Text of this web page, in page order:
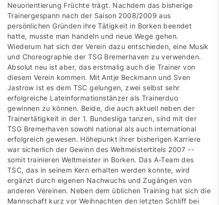
Neuorientierung Früchte trägt. Nachdem das bisherige
Trainergespann nach der Saison 2008/2009 aus
persönlichen Gründen ihre Tätigkeit in Borken beendet
hatte, musste man handeln und neue Wege gehen.
Wiederum hat sich der Verein dazu entschieden, eine Musik
und Choreographie der TSG Bremerhaven zu verwenden.
Absolut neu ist aber, das erstmalig auch die Trainer von
diesem Verein kommen. Mit Antje Beckmann und Sven
Jastrow ist es dem TSC gelungen, zwei selbst sehr
erfolgreiche Lateinformationstänzer als Trainerduo
gewinnen zu können. Beide, die auch aktuell neben der
Trainertätigkeit in der 1. Bundesliga tanzen, sind mit der
TSG Bremerhaven sowohl national als auch international
erfolgreich gewesen. Höhepunkt ihrer bisherigen Karriere
war sicherlich der Gewinn des Weltmeistertitels 2007 --
somit trainieren Weltmeister in Borken. Das A-Team des
TSC, das in seinem Kern erhalten werden konnte, wird
ergänzt durch eigenen Nachwuchs und Zugängen von
anderen Vereinen. Neben dem üblichen Training hat sich die
Mannschaft kurz vor Weihnachten den letzten Schliff bei